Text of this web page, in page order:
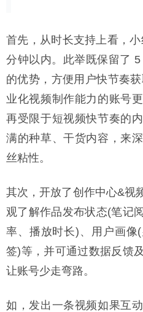
首先，从时长支持上看，
分钟以内。此举既保留了
的优势，方便用户快节奏
业化视频制作能力的账号
再受限于短视频快节奏的
满的种草、干货内容，来
丝粘性。
其次，开放了创作中心&视
观了解作品发布状态(笔记
率、播放时长)、用户画像
签)等，并可通过数据反馈
让账号少走弯路。
如，发出一条视频如果互